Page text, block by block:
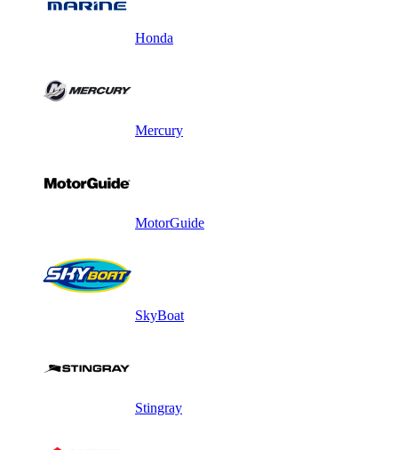
Honda
Mercury
MotorGuide
SkyBoat
Stingray